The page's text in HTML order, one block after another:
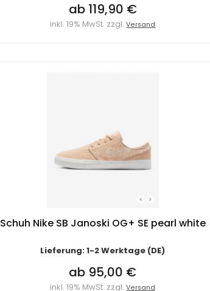
ab 119,90 €
inkl. 19% MwSt. zzgl.Versand
Schuh Nike SB Janoski OG+ SE pearl white
Lieferung: 1-2 Werktage (DE)
ab 95,00 €
inkl. 19% MwSt. zzgl.Versand